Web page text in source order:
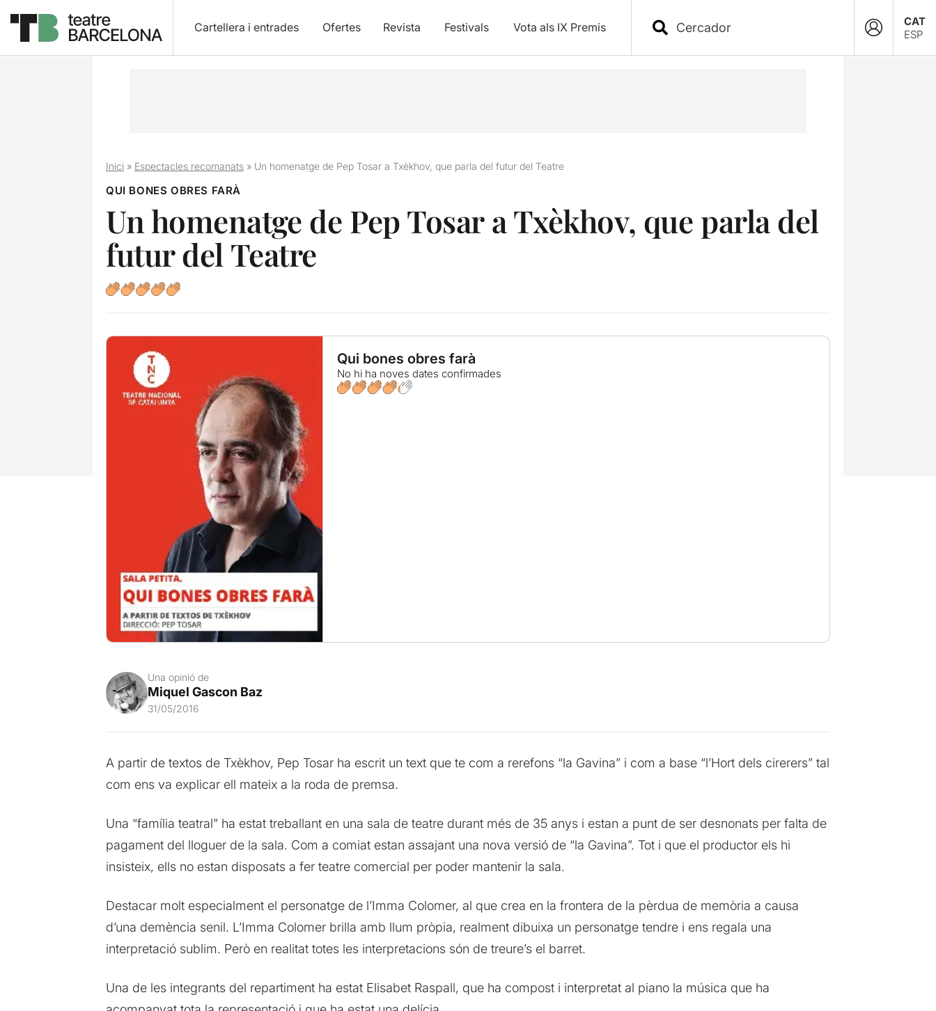
Cartellera i entrades Ofertes Revista Festivals Vota als IX Premis
CAT
ESP
Inici» Espectacles recomanats» Un homenatge de Pep Tosar a Txèkhov, que parla del futur del Teatre
QUI BONES OBRES FARÀ
Un homenatge de Pep Tosar a Txèkhov, que parla del
futur del Teatre
Qui bones obres farà
No hi ha noves dates confirmades
Una opinió de
Miquel Gascon Baz
31/05/2016
A partir de textos de Txèkhov, Pep Tosar ha escrit un text que te com a rerefons “la Gavina” i com a base “l’Hort dels cirerers” tal
com ens va explicar ell mateix a la roda de premsa.
Una “família teatral” ha estat treballant en una sala de teatre durant més de 35 anys i estan a punt de ser desnonats per falta de
pagament del lloguer de la sala. Com a comiat estan assajant una nova versió de “la Gavina”. Tot i que el productor els hi
insisteix, ells no estan disposats a fer teatre comercial per poder mantenir la sala.
Destacar molt especialment el personatge de l’Imma Colomer, al que crea en la frontera de la pèrdua de memòria a causa
d’una demència senil. L’Imma Colomer brilla amb llum pròpia, realment dibuixa un personatge tendre i ens regala una
interpretació sublim. Però en realitat totes les interpretacions són de treure’s el barret.
Una de les integrants del repartiment ha estat Elisabet Raspall, que ha compost i interpretat al piano la música que ha